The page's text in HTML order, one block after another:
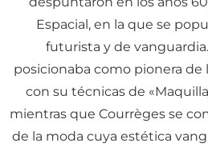
Espacial, en la que se
futurista y de
posicionaba como pionera
con su técnicas de
mientras que Courrèges se
de la moda cuya estética